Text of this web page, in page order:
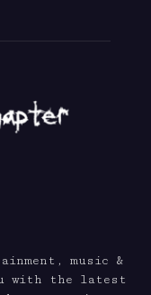
music &
with the latest